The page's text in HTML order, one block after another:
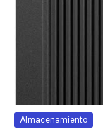
Almacenamiento